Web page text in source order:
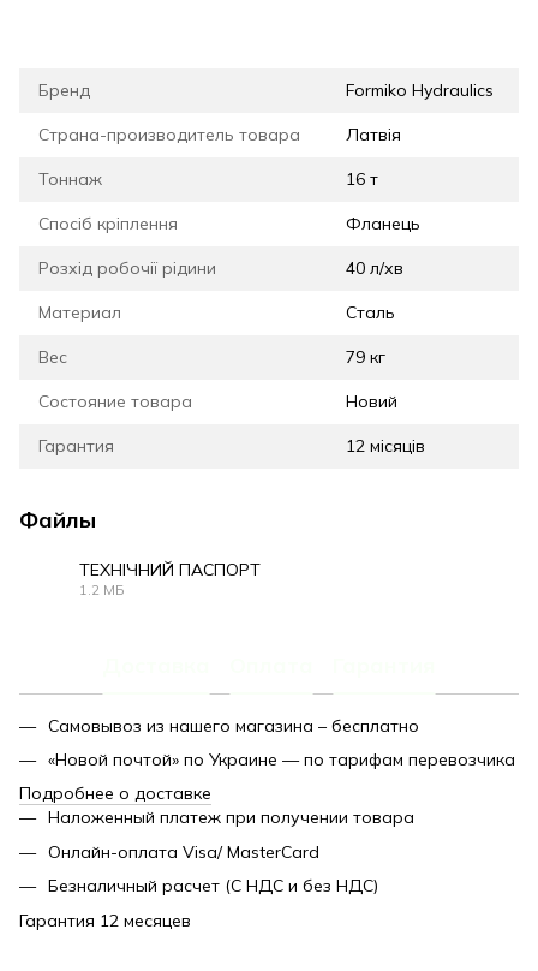
Бренд Formiko Hydraulics
Страна-производитель товара Латвія
Тоннаж 16 т
Спосіб кріплення Фланець
Розхід робочії рідини 40 л/хв
Материал Сталь
Вес 79 кг
Состояние товара Новий
Гарантия 12 місяців
Файлы
ТЕХНІЧНИЙ ПАСПОРТ
1.2 МБ
Самовывоз из нашего магазина – бесплатно
«Новой почтой» по Украине — по тарифам перевозчика
Подробнее о доставке
Наложенный платеж при получении товара
Онлайн-оплата Visa/ MasterCard
Безналичный расчет (С НДС и без НДС)
Гарантия 12 месяцев